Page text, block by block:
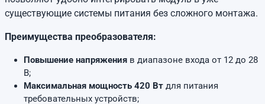
существующие системы питания без сложного монтажа.
Преимущества преобразователя:
Повышение напряжения в диапазоне входа от 12 до 28
В;
Максимальная мощность 420 Вт для питания
требовательных устройств;